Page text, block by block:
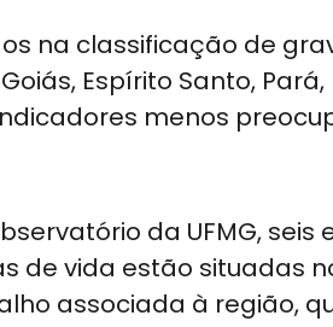
na classificação de
Espírito Santo,
menos
da UFMG,
de vida estão situadas
associada à região,